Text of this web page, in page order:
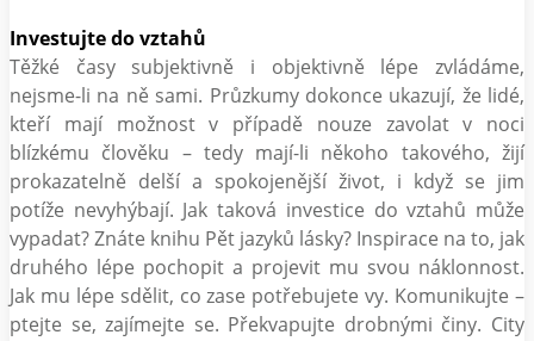
Investujte do vztahů
Těžké časy subjektivně i objektivně lépe zvládáme,
nejsme-li na ně sami. Průzkumy dokonce ukazují, že lidé,
kteří mají možnost v případě nouze zavolat v noci
blízkému člověku – tedy mají-li někoho takového, žijí
prokazatelně delší a spokojenější život, i když se jim
potíže nevyhýbají. Jak taková investice do vztahů může
vypadat? Znáte knihu Pět jazyků lásky? Inspirace na to, jak
druhého lépe pochopit a projevit mu svou náklonnost.
Jak mu lépe sdělit, co zase potřebujete vy. Komunikujte –
ptejte se, zajímejte se. Překvapujte drobnými činy. City